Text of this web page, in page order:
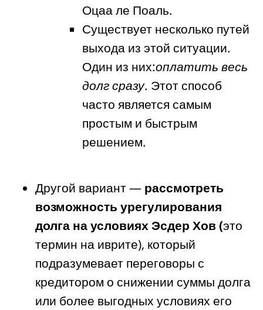
Оцаа ле Поаль.
Существует несколько путей
выхода из этой ситуации.
Один из них:оплатить весь
долг сразу. Этот способ
часто является самым
простым и быстрым
решением.
Другой вариант — рассмотреть
возможность урегулирования
долга на условиях Эсдер Хов (это
термин на иврите), который
подразумевает переговоры с
кредитором о снижении суммы долга
или более выгодных условиях его